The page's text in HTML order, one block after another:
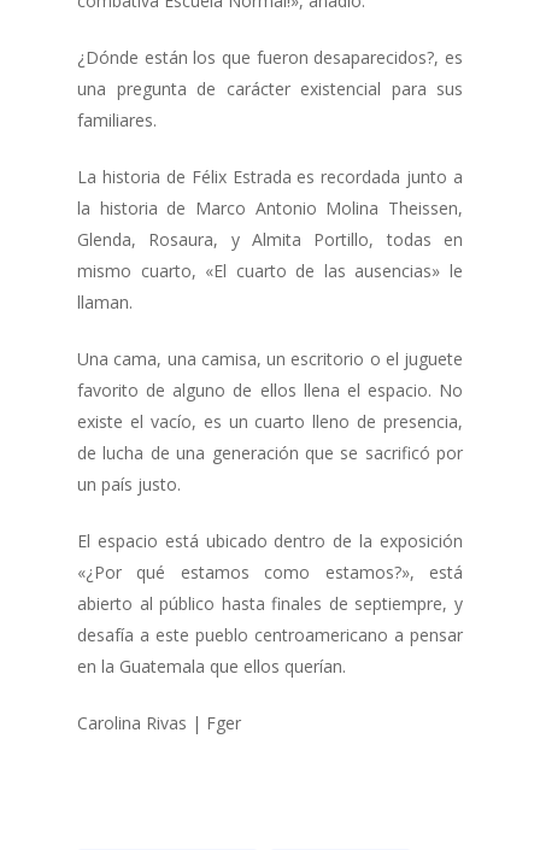
¿Dónde están los que fueron desaparecidos?, es
una pregunta de carácter existencial para sus
familiares.
La historia de Félix Estrada es recordada junto a
la historia de Marco Antonio Molina Theissen,
Glenda, Rosaura, y Almita Portillo, todas en
mismo cuarto, «El cuarto de las ausencias» le
llaman.
Una cama, una camisa, un escritorio o el juguete
favorito de alguno de ellos llena el espacio. No
existe el vacío, es un cuarto lleno de presencia,
de lucha de una generación que se sacrificó por
un país justo.
El espacio está ubicado dentro de la exposición
«¿Por qué estamos como estamos?», está
abierto al público hasta finales de septiempre, y
desafía a este pueblo centroamericano a pensar
en la Guatemala que ellos querían.
Carolina Rivas | Fger